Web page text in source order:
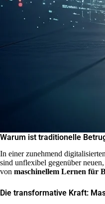
Warum ist traditionelle
In einer zunehmend
sind unflexibel gegenüber
von maschinellem Lernen für
Die transformative Kraft: